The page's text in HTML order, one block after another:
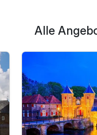
Alle